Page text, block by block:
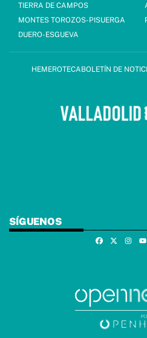
TIERRA DE CAMPOS
MONTES TOROZOS-PISUERGA
DUERO-ESGUEVA
HEMEROTECABOLETÍN DE
SÍGUENOS
Facebook